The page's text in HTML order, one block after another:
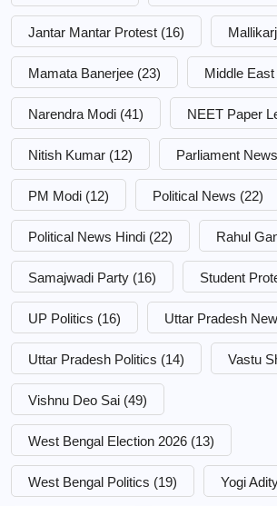
Jantar Mantar Protest (16)
Mamata Banerjee (23) Middle
Narendra Modi (41) NEET Paper
Nitish Kumar (12) Parliament News
PM Modi (12) Political News (22)
Political News Hindi (22) Rahul
Samajwadi Party (16) Student
UP Politics (16) Uttar Pradesh
Uttar Pradesh Politics (14) Vastu
Vishnu Deo Sai (49)
West Bengal Election 2026 (13)
West Bengal Politics (19) Yogi